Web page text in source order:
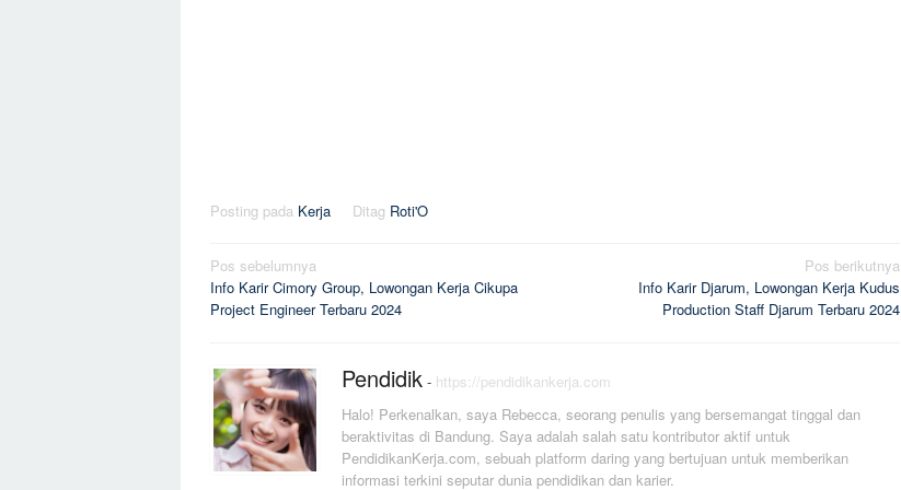
Posting pada Kerja Ditag Roti'O
Navigasi
pos
Pos sebelumnya
Info Karir Cimory Group, Lowongan Kerja Cikupa
Project Engineer Terbaru 2024
Pos berikutnya
Info Karir Djarum, Lowongan Kerja Kudus
Production Staff Djarum Terbaru 2024
Pendidik - https://pendidikankerja.com
Halo! Perkenalkan, saya Rebecca, seorang penulis yang bersemangat tinggal dan
beraktivitas di Bandung. Saya adalah salah satu kontributor aktif untuk
PendidikanKerja.com, sebuah platform daring yang bertujuan untuk memberikan
informasi terkini seputar dunia pendidikan dan karier.